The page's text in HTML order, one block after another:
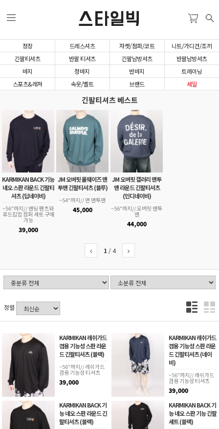
스타일빅
정장 드레스셔츠 자켓/점퍼/코트
니트/가디건/조끼
긴팔티셔츠
반팔 티셔츠 긴팔남방셔츠
반팔남방셔츠
바지
청바지 반바지
트레이닝
스포츠&레져
속옷/벨트 브랜드 세일
긴팔티셔츠 베스트
KARMIKAN BACK 기능
네오 스판 라운드 긴팔티
셔츠 (딥네이비)
~56"까지// 밴딩 팬츠와
후드집업 점퍼 세트 구매
가능
39,000
JM 오버핏 올웨이즈 맨
투맨 긴팔티셔츠 (블루)
~54"까지// 면 맨투맨
45,000
JM 오버핏 갤러리 맨투
맨 라운드 긴팔티셔츠
(인디네이비)
~56"까지// 오버핏 맨투
맨
44,000
1 /4
정렬
KARMIKAN 레쉬가드
겸용 기능성 스판 라운
드 긴팔티셔츠 (블랙)
~56"까지// 레쉬가드
겸용 기능성 티셔츠
39,000
KARMIKAN 레쉬가드
겸용 기능성 스판 라운
드 긴팔티셔츠 (네이
비)
~56"까지// 레쉬가드
겸용 기능성 티셔츠
39,000
KARMIKAN BACK 기
능 네오 스판 라운드 긴
팔티셔츠 (블랙)
KARMIKAN BACK 기
능 네오 스판 기능 긴팔
세트 (블랙)